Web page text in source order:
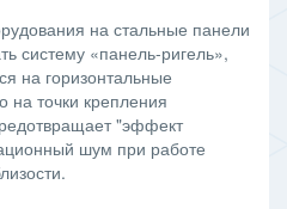
на стальные панели
систему «панель-ригель»,
на горизонтальные
на точки крепления
"эффект
шум при работе